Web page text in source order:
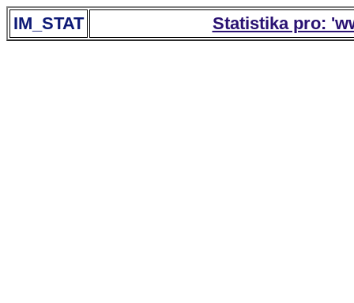
IM_STAT Statistika pro: